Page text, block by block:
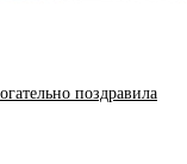
поздравила